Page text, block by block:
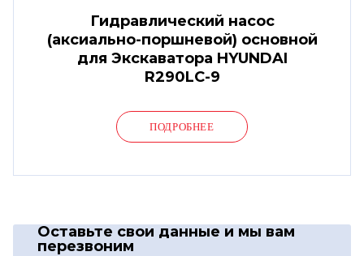
Гидравлический насос
(аксиально-поршневой) основной
для Экскаватора HYUNDAI
R290LC-9
ПОДРОБНЕЕ
Оставьте свои данные и мы вам
перезвоним